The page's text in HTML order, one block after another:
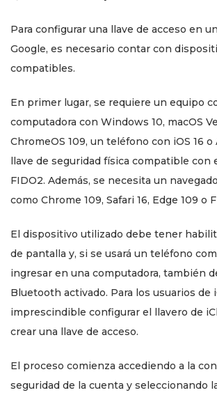
Para configurar una llave de acceso en
Google, es necesario contar con
compatibles.
En primer lugar, se requiere un equipo
computadora con Windows 10, macOS
ChromeOS 109, un teléfono con iOS 16 o
llave de seguridad física compatible con
FIDO2. Además, se necesita un
como Chrome 109, Safari 16, Edge 109 o
El dispositivo utilizado debe tener
de pantalla y, si se usará un teléfono
ingresar en una computadora, también
Bluetooth activado. Para los usuarios de
imprescindible configurar el llavero de
crear una llave de acceso.
El proceso comienza accediendo a la
seguridad de la cuenta y seleccionando